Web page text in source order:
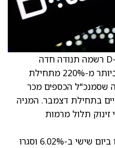
רשמה תנודה חדה
עלתה ביותר מ-220% מתחילת
מכר
בתחילת דצמבר. המניה
אחרי זינוק תלול מרמות
ירדו ביום שישי ב-6.02% וסגרו